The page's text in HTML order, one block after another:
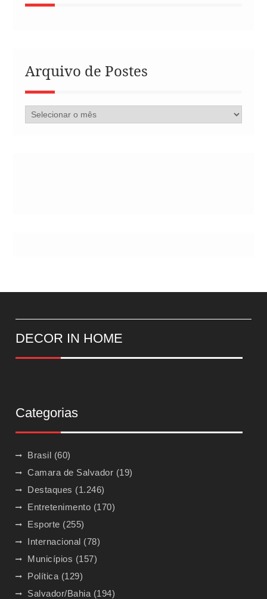
Arquivo de Postes
Arquivo
de
DECOR IN HOME
Categorias
Brasil (60)
Camara de Salvador (19)
Destaques (1.246)
Entretenimento (170)
Esporte (255)
Internacional (78)
Municípios (157)
Política(129)
Salvador/Bahia(194)